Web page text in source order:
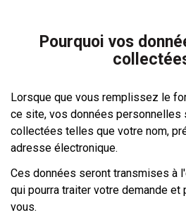
Pourquoi vos
Lorsque que vous remplissez le
ce site, vos données personnelles
collectées telles que votre nom,
adresse électronique.
Ces données seront transmises à
qui pourra traiter votre demande et
vous.